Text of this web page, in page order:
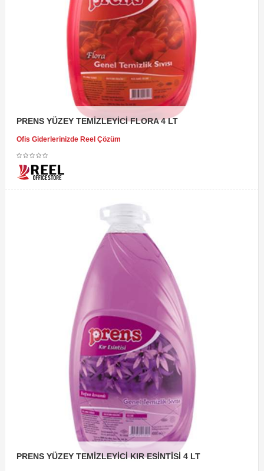
PRENS YÜZEY TEMİZLEYİCİ FLORA 4 LT
Ofis Giderlerinizde Reel Çözüm
PRENS YÜZEY TEMİZLEYİCİ KIR ESİNTİSİ 4 LT